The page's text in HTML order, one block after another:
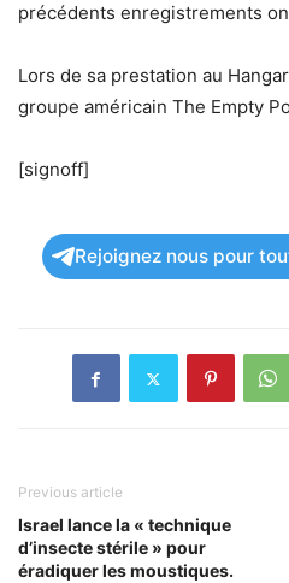
précédents enregistrements
Lors de sa prestation au
groupe américain The Empty
[signoff]
Rejoignez nous pour
Previous article
Israel lance la « technique
d’insecte stérile » pour
éradiquer les moustiques.